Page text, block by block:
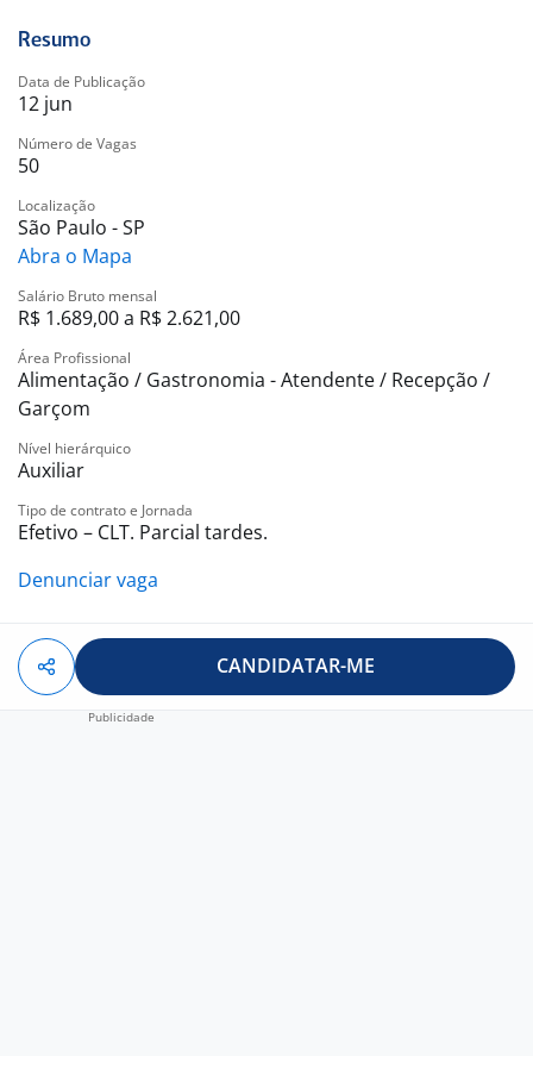
produção;
Realização de limpeza do restaurante e equipamentos;
Apoio às demais atividades do dia a dia da unidade.
Requisitos:
Ter 18 anos ou mais;
Ensino médio cursando ou completo;
Não é necessário ter experiência.
Ambiente dinâmico, aprendizado constante,
multinacional reconhecida no mercado.
Resumo
Data de Publicação
12 jun
Número de Vagas
50
Localização
São Paulo - SP
Abra o Mapa
Salário Bruto mensal
R$ 1.689,00 a R$ 2.621,00
Área Profissional
Alimentação / Gastronomia - Atendente / Recepção /
Garçom
Nível hierárquico
Auxiliar
Tipo de contrato e Jornada
Efetivo – CLT. Parcial tardes.
Denunciar vaga
CANDIDATAR-ME